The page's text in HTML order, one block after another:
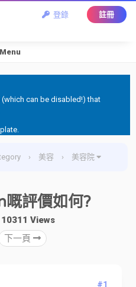
登錄 註冊
Menu
(which can be disabled!) that
› 美容 › 美容院
評價如何?
Views
下一頁
#1